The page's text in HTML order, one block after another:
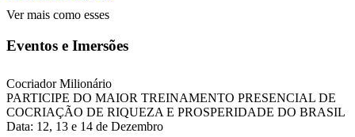
Ver mais como esses
Eventos e Imersões
Cocriador Milionário
PARTICIPE DO MAIOR TREINAMENTO PRESENCIAL DE
COCRIAÇÃO DE RIQUEZA E PROSPERIDADE DO BRASIL
Data: 12, 13 e 14 de Dezembro